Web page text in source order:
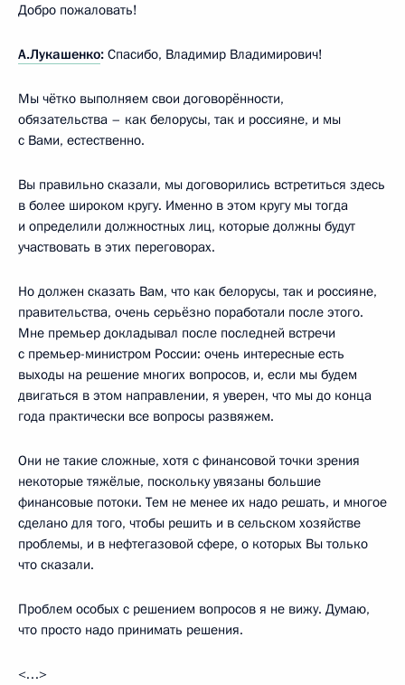
Добро пожаловать!
А.Лукашенко: Спасибо, Владимир Владимирович!
Мы чётко выполняем свои договорённости,
обязательства – как белорусы, так и россияне, и мы
с Вами, естественно.
Вы правильно сказали, мы договорились встретиться здесь
в более широком кругу. Именно в этом кругу мы тогда
и определили должностных лиц, которые должны будут
участвовать в этих переговорах.
Но должен сказать Вам, что как белорусы, так и россияне,
правительства, очень серьёзно поработали после этого.
Мне премьер докладывал после последней встречи
с премьер-министром России: очень интересные есть
выходы на решение многих вопросов, и, если мы будем
двигаться в этом направлении, я уверен, что мы до конца
года практически все вопросы развяжем.
Они не такие сложные, хотя с финансовой точки зрения
некоторые тяжёлые, поскольку увязаны большие
финансовые потоки. Тем не менее их надо решать, и многое
сделано для того, чтобы решить и в сельском хозяйстве
проблемы, и в нефтегазовой сфере, о которых Вы только
что сказали.
Проблем особых с решением вопросов я не вижу. Думаю,
что просто надо принимать решения.
<…>